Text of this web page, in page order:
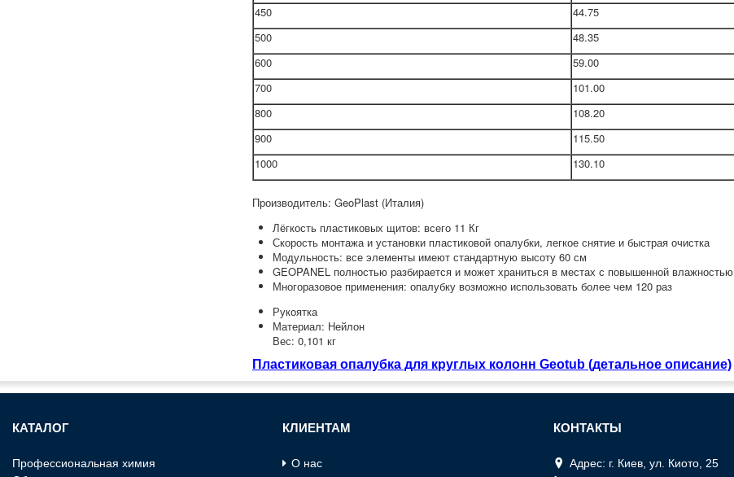
450
44.75
500
48.35
600
59.00
700
101.00
800
108.20
900
115.50
1000
130.10
Производитель: GeoPlast (Италия)
Лёгкость пластиковых щитов: всего 11 Кг
Скорость монтажа и установки пластиковой опалубки, легкое снятие и быстрая очистка
Модульность: все элементы имеют стандартную высоту 60 см
GEOPANEL полностью разбирается и может храниться в местах с повышенной влажностью
Многоразовое применения: опалубку возможно использовать более чем 120 раз
Рукоятка
Материал: Нейлон
Вес: 0,101 кг
Пластиковая опалубка для круглых колонн Geotub (детальное описание)
КАТАЛОГ
Профессиональная химия
КЛИЕНТАМ
О нас
КОНТАКТЫ
Адрес: г. Киев, ул. Киото, 25